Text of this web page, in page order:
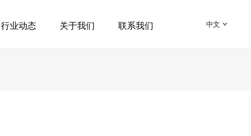
行业动态 关于我们 联系我们 中文